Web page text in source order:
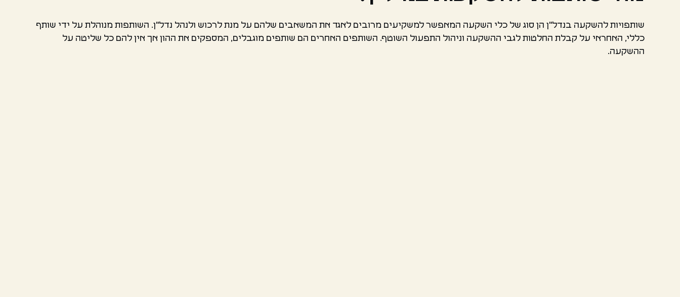
שותפויות להשקעה בנדל"ן הן סוג של כלי השקעה המאפשר למשקיעים מרובים לאגד את המשאבים שלהם על מנת לרכוש ולנהל נדל"ן. השותפות מנוהלת על ידי שותף
כללי, האחראי על קבלת החלטות לגבי ההשקעה וניהול התפעול השוטף. השותפים האחרים הם שותפים מוגבלים, המספקים את ההון אך אין להם כל שליטה על
ההשקעה.